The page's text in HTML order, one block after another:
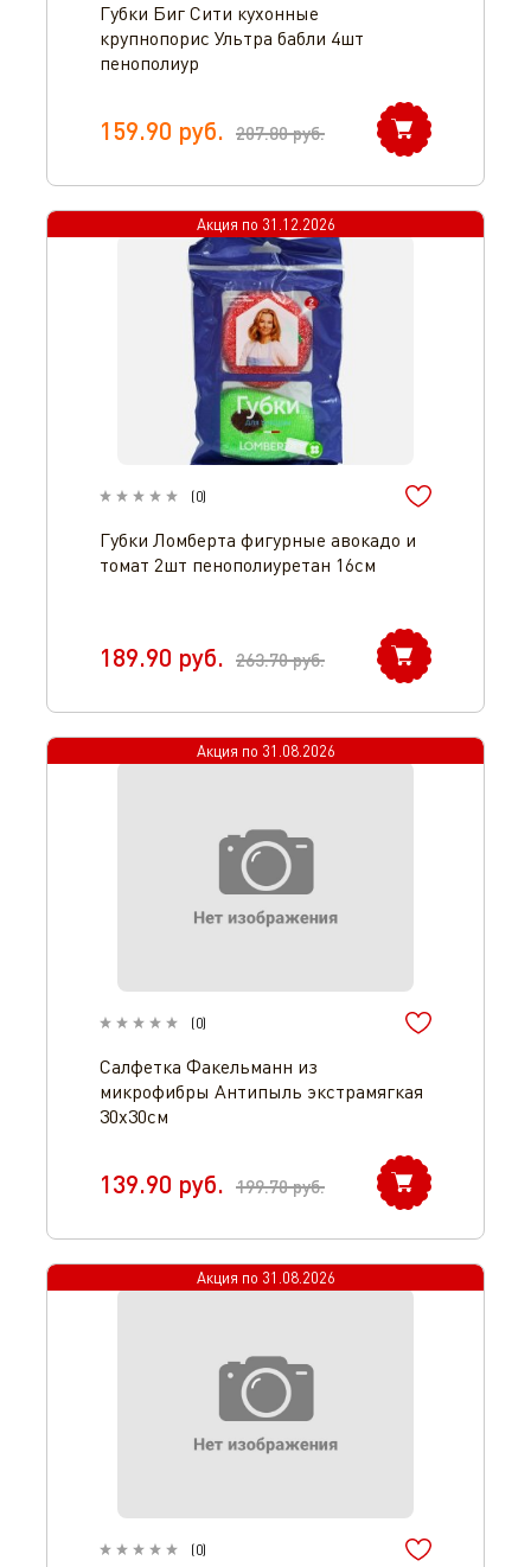
Губки Биг Сити кухонные
крупнопорис Ультра бабли 4шт
пенополиур
159.90 руб. 207.80руб.
Акция по 31.12.2026
(0)
Губки Ломберта фигурные авокадо и
томат 2шт пенополиуретан 16см
189.90 руб. 263.70руб.
Акция по 31.08.2026
(0)
Салфетка Факельманн из
микрофибры Антипыль экстрамягкая
30х30см
139.90 руб. 199.70руб.
Акция по 31.08.2026
(0)